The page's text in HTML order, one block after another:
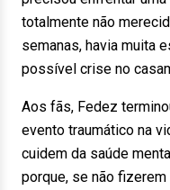
totalmente não
semanas, havia muita
possível crise no
Aos fãs, Fedez
evento traumático na
cuidem da saúde
porque, se não